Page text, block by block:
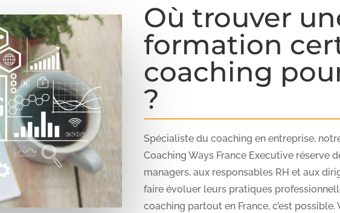
Où trouver
formation
coaching
?
Spécialiste du coaching en entreprise,
Coaching Ways France Executive réserve
managers, aux responsables RH et aux
faire évoluer leurs pratiques
coaching partout en France, c’est